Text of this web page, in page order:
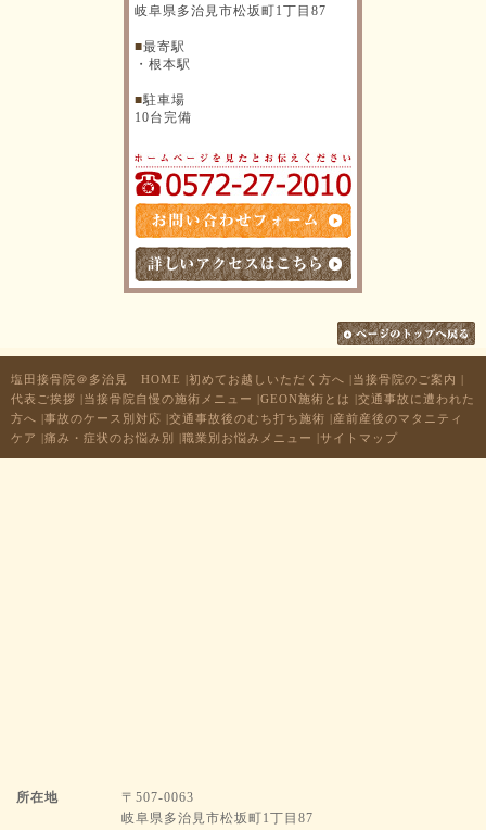
岐阜県多治見市松坂町1丁目87
■最寄駅
・根本駅
■駐車場
10台完備
塩田接骨院＠多治見 HOME |初めてお越しいただく方へ |当接骨院のご案内 |
代表ご挨拶 |当接骨院自慢の施術メニュー |GEON施術とは |交通事故に遭われた
方へ |事故のケース別対応 |交通事故後のむち打ち施術 |産前産後のマタニティ
ケア |痛み・症状のお悩み別 |職業別お悩みメニュー |サイトマップ
所在地
〒507-0063
岐阜県多治見市松坂町1丁目87